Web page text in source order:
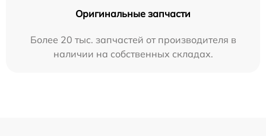
Оригинальные запчасти
Более 20 тыс. запчастей от производителя в
наличии на собственных складах.